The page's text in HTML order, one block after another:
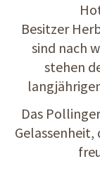
Besitzer
sind nach
stehen
Das